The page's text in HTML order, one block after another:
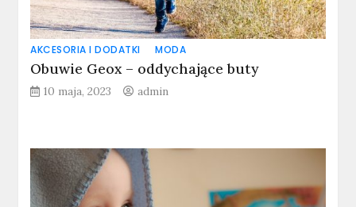
AKCESORIA I DODATKI MODA
Obuwie Geox – oddychające buty
10 maja, 2023 admin